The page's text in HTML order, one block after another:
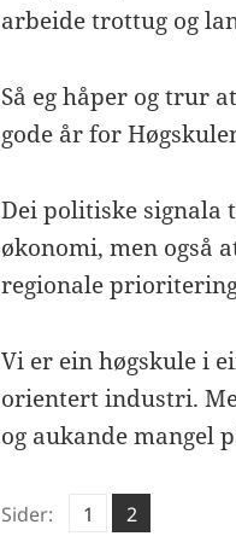
arbeide trottug og
Så eg håper og trur
gode år for
Dei politiske signala
økonomi, men også
regionale
Vi er ein høgskule i
orientert industri.
og aukande mangel
Sider: Side
1 ,
Side
2